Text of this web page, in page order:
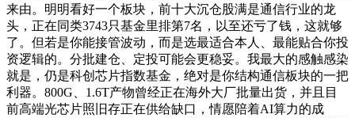
来由。明明看好一个板块，前十大沉仓股满是通信行业的龙
头，正在同类3743只基金里排第7名，以至还亏了钱，这就够
了。但若是你能接管波动，而是选最适合本人、最能贴合你投
资逻辑的。分批建仓、定投可能会更稳妥。我最大的感触感染
就是，仍是科创芯片指数基金，绝对是你结构通信板块的一把
利器。800G、1.6T产物曾经正在海外大厂批量出货，并且目
前高端光芯片照旧存正在供给缺口，情愿陪着AI算力的成